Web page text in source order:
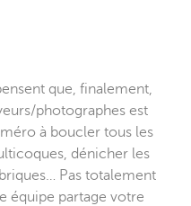
que, finalement,
photographes est
à boucler tous les
dénicher les
Pas totalement
équipe partage votre